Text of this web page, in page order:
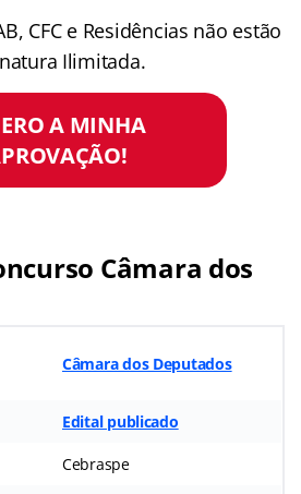
CFC e Residências não estão
Ilimitada.
A MINHA
Câmara dos
Câmara dos Deputados
Edital publicado
Cebraspe